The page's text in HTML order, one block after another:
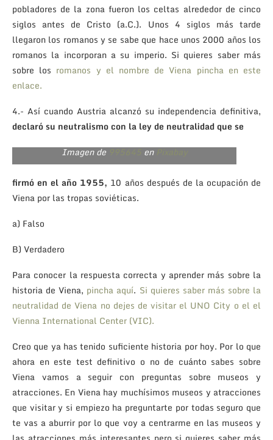
pobladores de la zona fueron los celtas alrededor de cinco
siglos antes de Cristo (a.C.). Unos 4 siglos más tarde
llegaron los romanos y se sabe que hace unos 2000 años los
romanos la incorporan a su imperio. Si quieres saber más
sobre los romanos y el nombre de Viena pincha en este
enlace.
4.- Así cuando Austria alcanzó su independencia definitiva,
declaró su neutralismo con la ley de neutralidad que se
Imagen de995645enPixabay
firmó en el año 1955, 10 años después de la ocupación de
Viena por las tropas soviéticas.
a) Falso
B) Verdadero
Para conocer la respuesta correcta y aprender más sobre la
historia de Viena, pincha aquí. Si quieres saber más sobre la
neutralidad de Viena no dejes de visitar el UNO City o el el
Vienna International Center (VIC).
Creo que ya has tenido suficiente historia por hoy. Por lo que
ahora en este test definitivo o no de cuánto sabes sobre
Viena vamos a seguir con preguntas sobre museos y
atracciones. En Viena hay muchísimos museos y atracciones
que visitar y si empiezo ha preguntarte por todas seguro que
te vas a aburrir por lo que voy a centrarme en las museos y